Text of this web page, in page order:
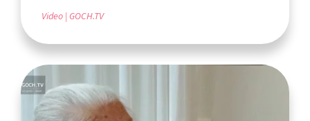
Video GOCH.TV